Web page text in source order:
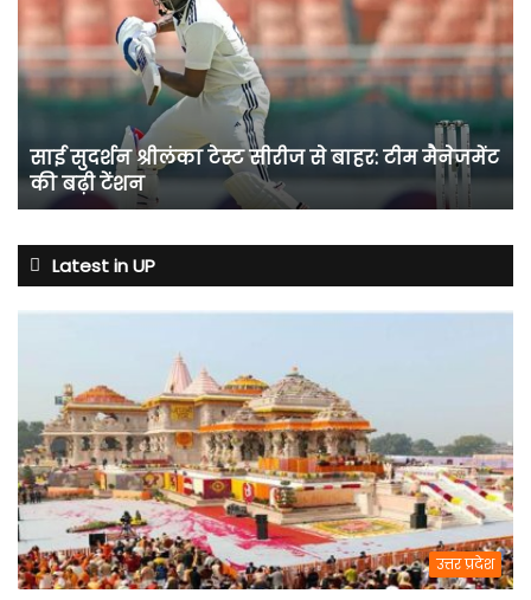
श्रीलंका
टेस्ट
सीरीज
से
मैनेजमेंट
की
बढ़ी
साई सुदर्शन श्रीलंका टेस्ट सीरीज से बाहर: टीम मैनेजमेंट
की बढ़ी टेंशन
Latest in UP
उत्तर प्रदेश